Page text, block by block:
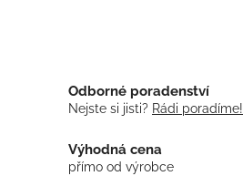
Odborné poradenství
Nejste si jisti? Rádi poradíme!
Výhodná cena
přímo od výrobce